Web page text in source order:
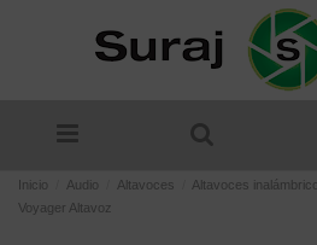
Inicio Audio Altavoces Altavoces
Voyager Altavoz